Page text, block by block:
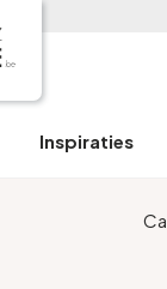
Inspiraties